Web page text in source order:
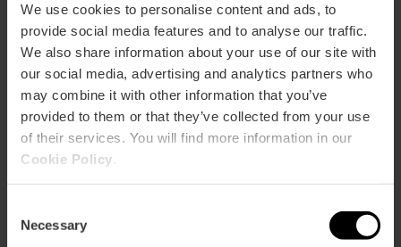
We use cookies to personalise content and ads, to
provide social media features and to analyse our traffic.
We also share information about your use of our site with
our social media, advertising and analytics partners who
may combine it with other information that you’ve
provided to them or that they’ve collected from your use
of their services. You will find more information in our
Cookie Policy
Selection
Necessary
Com arribar
Calle Micer Mascó 36